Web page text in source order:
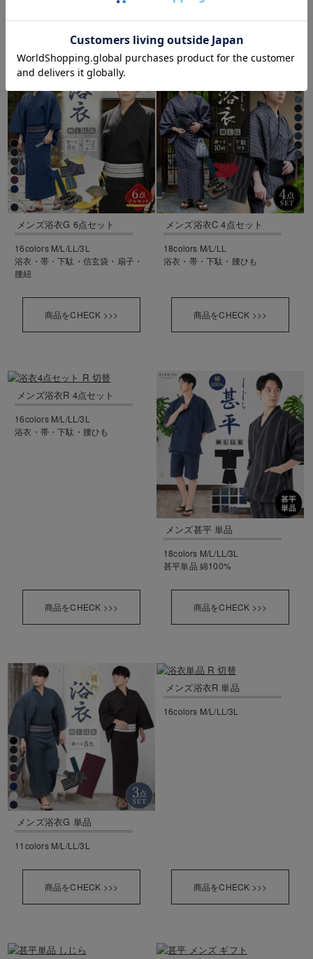
LINE UP
メンズ浴衣G 6点セット
16colors M/L/LL/3L
浴衣・帯・下駄・信玄袋・扇子・
腰紐
商品をCHECK >>>
メンズ浴衣C 4点セット
18colors M/L/LL
浴衣・帯・下駄・腰ひも
商品をCHECK >>>
メンズ浴衣R 4点セット
16colors M/L/LL/3L
浴衣・帯・下駄・腰ひも
商品をCHECK >>>
メンズ甚平 単品
18colors M/L/LL/3L
甚平単品 綿100%
商品をCHECK >>>
メンズ浴衣G 単品
11colors M/L/LL/3L
商品をCHECK >>>
メンズ浴衣R 単品
16colors M/L/LL/3L
商品をCHECK >>>